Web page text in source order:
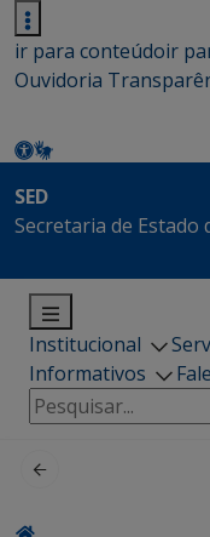
ir para conteúdoir
Ouvidoria
SED
Secretaria de Estado
Institucional
Informativos
Pesquisar
por: